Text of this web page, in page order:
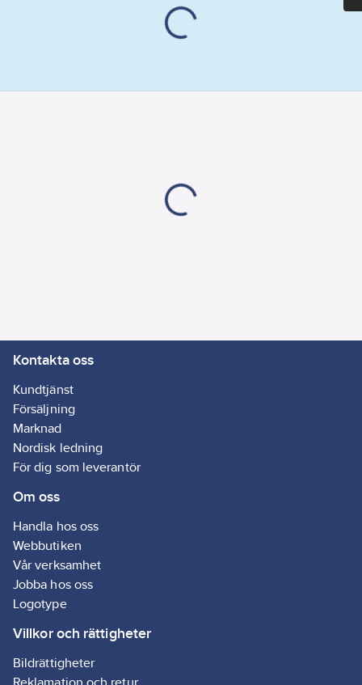
Kontakta oss
Kundtjänst
Försäljning
Marknad
Nordisk ledning
För dig som leverantör
Om oss
Handla hos oss
Webbutiken
Vår verksamhet
Jobba hos oss
Logotype
Villkor och rättigheter
Bildrättigheter